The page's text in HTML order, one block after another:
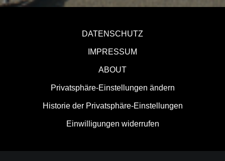
DATENSCHUTZ
IMPRESSUM
ABOUT
Privatsphäre-Einstellungen ändern
Historie der Privatsphäre-Einstellungen
Einwilligungen widerrufen